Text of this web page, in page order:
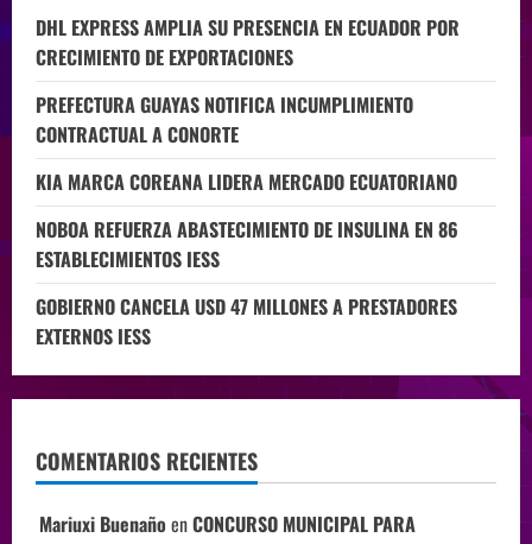
DHL EXPRESS AMPLIA SU PRESENCIA EN ECUADOR POR
CRECIMIENTO DE EXPORTACIONES
PREFECTURA GUAYAS NOTIFICA INCUMPLIMIENTO
CONTRACTUAL A CONORTE
KIA MARCA COREANA LIDERA MERCADO ECUATORIANO
NOBOA REFUERZA ABASTECIMIENTO DE INSULINA EN 86
ESTABLECIMIENTOS IESS
GOBIERNO CANCELA USD 47 MILLONES A PRESTADORES
EXTERNOS IESS
COMENTARIOS RECIENTES
Mariuxi Buenaño enCONCURSO MUNICIPAL PARA